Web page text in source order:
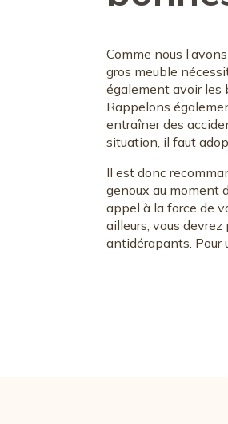
Comme nous
gros meuble
également avoir les
Rappelons
entraîner des
situation, il faut
Il est donc
genoux au moment
appel à la force de
ailleurs, vous
antidérapants. Pour